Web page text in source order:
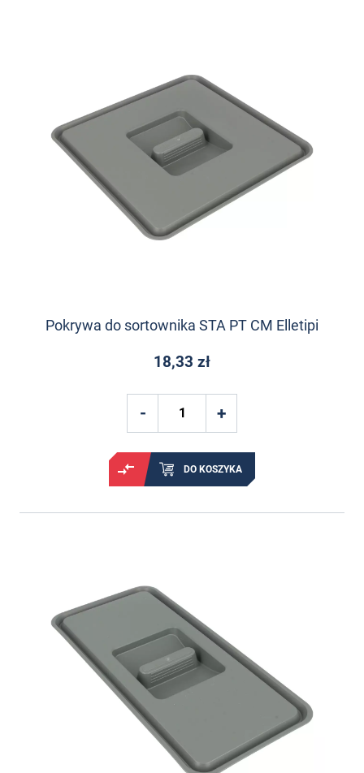
Pokrywa do sortownika STA PT CM Elletipi
18,33 zł
DO KOSZYKA